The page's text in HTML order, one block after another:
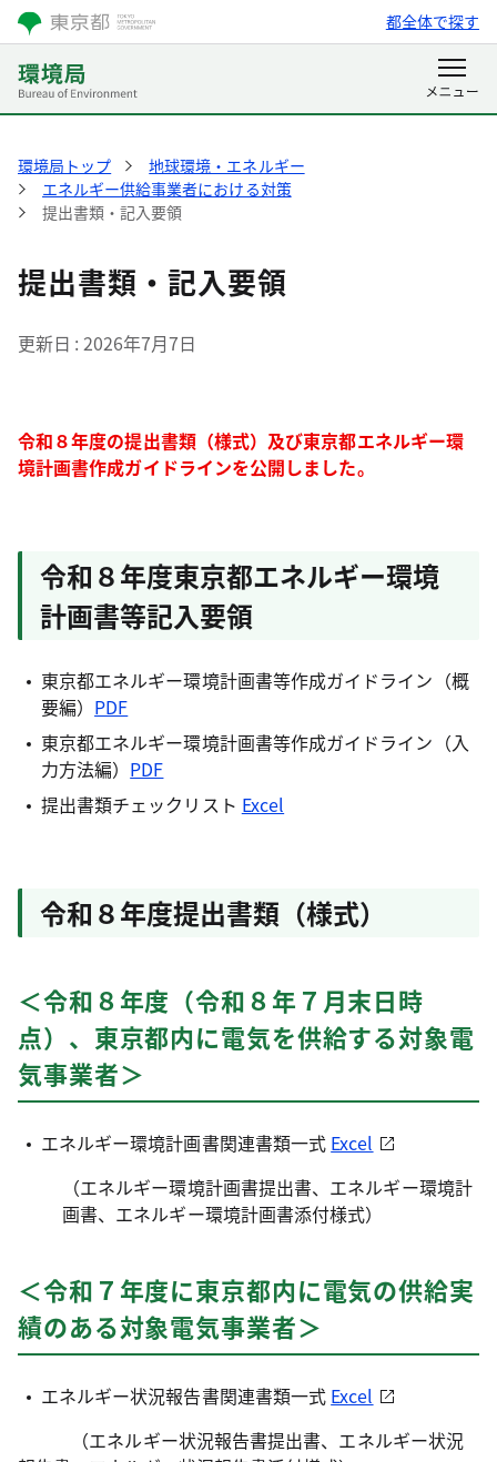
都全体で探す
環境局トップ
地球環境・エネルギー
エネルギー供給事業者における対策
提出書類・記入要領
提出書類・記入要領
更新日 2026年7月7日
令和８年度の提出書類（様式）及び東京都エネルギー環
境計画書作成ガイドラインを公開しました。
令和８年度東京都エネルギー環境
計画書等記入要領
東京都エネルギー環境計画書等作成ガイドライン（概
要編） PDF
東京都エネルギー環境計画書等作成ガイドライン（入
力方法編） PDF
提出書類チェックリスト Excel
令和８年度提出書類（様式）
＜令和８年度（令和８年７月末日時
点）、東京都内に電気を供給する対象電
気事業者＞
エネルギー環境計画書関連書類一式 Excel
（エネルギー環境計画書提出書、エネルギー環境計
画書、エネルギー環境計画書添付様式）
＜令和７年度に東京都内に電気の供給実
績のある対象電気事業者＞
エネルギー状況報告書関連書類一式 Excel
（エネルギー状況報告書提出書、エネルギー状況